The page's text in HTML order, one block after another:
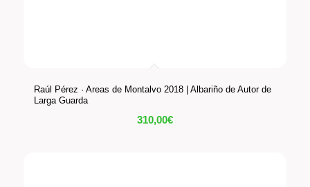
Raúl Pérez · Areas de Montalvo 2018 | Albariño de Autor de
Larga Guarda
310,00€